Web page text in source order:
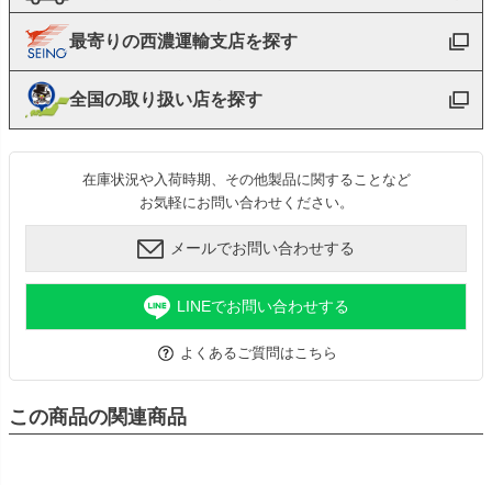
最寄りの西濃運輸支店を探す
全国の取り扱い店を探す
在庫状況や入荷時期、その他製品に関することなど
お気軽にお問い合わせください。
メールでお問い合わせする
LINEでお問い合わせする
よくあるご質問はこちら
この商品の関連商品